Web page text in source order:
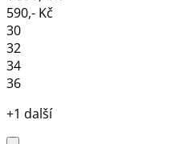
590,- Kč
30
32
34
36
+1 další